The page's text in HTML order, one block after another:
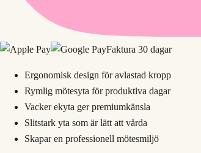
Faktura 30 dagar
Ergonomisk design för avlastad kropp
Rymlig mötesyta för produktiva dagar
Vacker ekyta ger premiumkänsla
Slitstark yta som är lätt att vårda
Skapar en professionell mötesmiljö